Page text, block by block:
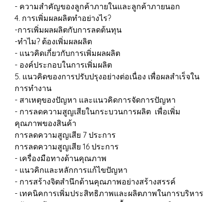
- ความสำคัญของลูกค้าภายในและลูกค้าภายนอก
4. การเพิ่มผลผลิตทำอย่างไร?
-การเพิ่มผลผลิตกับการลดต้นทุน
-ทำไม? ต้องเพิ่มผลผลิต
- แนวคิดเกี่ยวกับการเพิ่มผลผลิต
- องค์ประกอบในการเพิ่มผลิต
5. แนวคิดของการปรับปรุงอย่างต่อเนื่อง เพื่อผลสำเร็จใน
การทำงาน
- สาเหตุของปัญหา และแนวคิดการจัดการปัญหา
- การลดความสูญเสียในกระบวนการผลิต เพื่อเพิ่ม
คุณภาพของสินค้า
การลดความสูญเสีย 7 ประการ
การลดความสูญเสีย 16 ประการ
- เครื่องมือทางด้านคุณภาพ
- แนวคิกและหลักการแก้ไขปัญหา
- การสร้างจิตสำนึกด้านคุณภาพอย่างสร้างสรรค์
- เทคนิคการเพิ่มประสิทธิภาพและผลิตภาพในการบริหาร